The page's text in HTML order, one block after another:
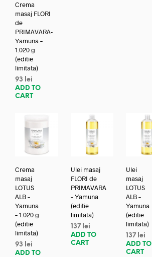
Crema
masaj FLORI
de
PRIMAVARA-
Yamuna –
1.020 g
(editie
limitata)
93
lei
ADD TO
CART
Crema
masaj
LOTUS
ALB –
Yamuna
– 1.020 g
(editie
limitata)
93
lei
ADD TO
Ulei masaj
FLORI de
PRIMAVARA
– Yamuna
(editie
limitata)
137 lei
ADD TO
CART
Ulei
masaj
LOTUS
ALB –
Yamuna
(editie
limitata)
137 lei
ADD TO
CART